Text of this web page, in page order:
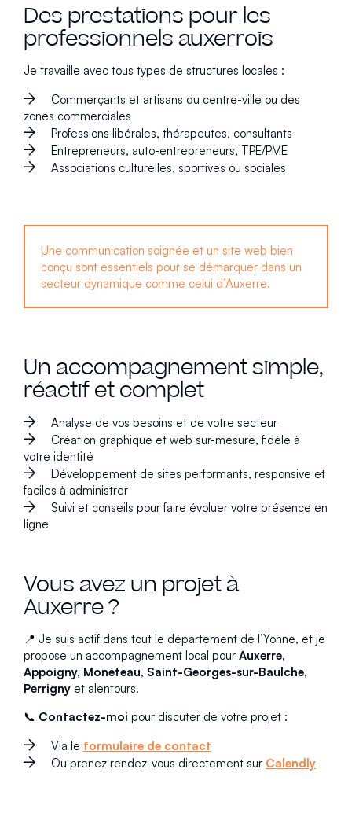
Des prestations pour les
professionnels auxerrois
Je travaille avec tous types de structures locales :
Commerçants et artisans du centre-ville ou des
zones commerciales
Professions libérales, thérapeutes, consultants
Entrepreneurs, auto-entrepreneurs, TPE/PME
Associations culturelles, sportives ou sociales
Une communication soignée et un site web bien
conçu sont essentiels pour se démarquer dans un
secteur dynamique comme celui d’Auxerre.
Un accompagnement simple,
réactif et complet
Analyse de vos besoins et de votre secteur
Création graphique et web sur-mesure, fidèle à
votre identité
Développement de sites performants, responsive et
faciles à administrer
Suivi et conseils pour faire évoluer votre présence en
ligne
Vous avez un projet à
Auxerre ?
📍 Je suis actif dans tout le département de l’Yonne, et je
propose un accompagnement local pour Auxerre,
Appoigny, Monéteau, Saint-Georges-sur-Baulche,
Perrigny et alentours.
📞 Contactez-moi pour discuter de votre projet :
Via le formulaire de contact
Ou prenez rendez-vous directement sur Calendly